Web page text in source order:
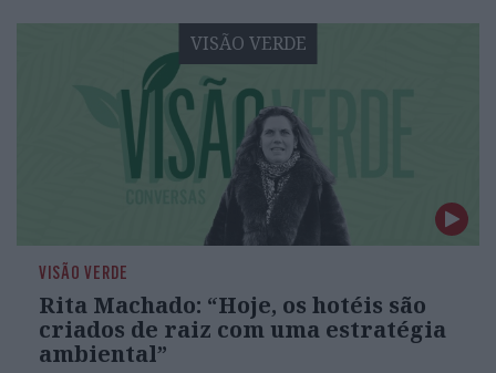
VISÃO VERDE
VISÃO VERDE
Rita Machado: “Hoje, os hotéis são
criados de raiz com uma estratégia
ambiental”